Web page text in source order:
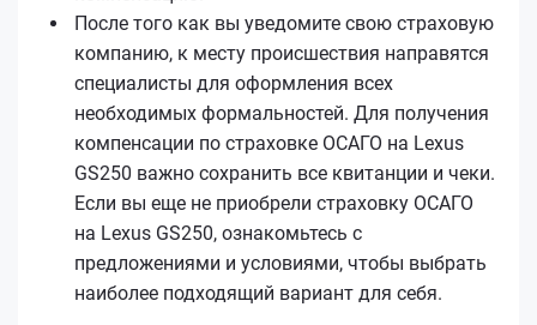
После того как вы уведомите свою страховую
компанию, к месту происшествия направятся
специалисты для оформления всех
необходимых формальностей. Для получения
компенсации по страховке ОСАГО на Lexus
GS250 важно сохранить все квитанции и чеки.
Если вы еще не приобрели страховку ОСАГО
на Lexus GS250, ознакомьтесь с
предложениями и условиями, чтобы выбрать
наиболее подходящий вариант для себя.